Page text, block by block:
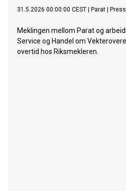
31.5.2026 00:00:00 CEST Parat
Meklingen mellom Parat og
Service og Handel om
overtid hos Riksmekleren.